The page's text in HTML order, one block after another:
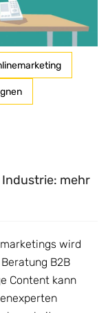
mehr
wird
B2B
Content kann